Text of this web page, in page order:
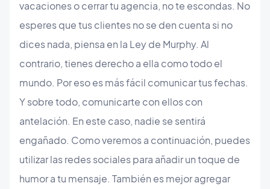
vacaciones o cerrar tu agencia, no te escondas. No
esperes que tus clientes no se den cuenta si no
dices nada, piensa en la Ley de Murphy. Al
contrario, tienes derecho a ella como todo el
mundo. Por eso es más fácil comunicar tus fechas.
Y sobre todo, comunicarte con ellos con
antelación. En este caso, nadie se sentirá
engañado. Como veremos a continuación, puedes
utilizar las redes sociales para añadir un toque de
humor a tu mensaje. También es mejor agregar